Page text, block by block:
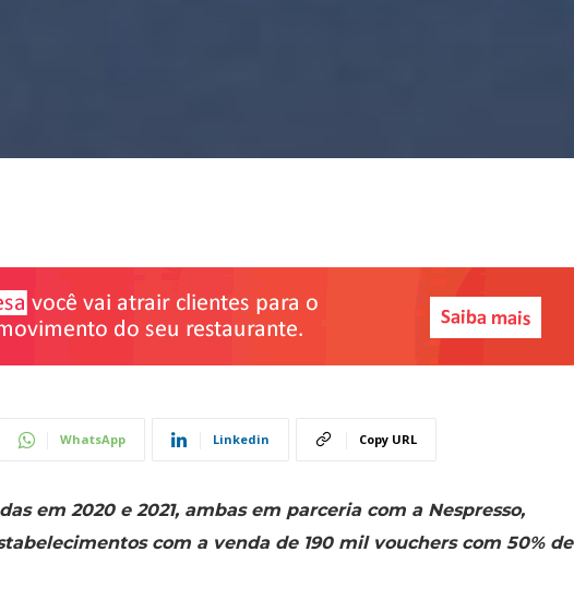
WhatsApp Linkedin Copy URL
em 2020 e 2021, ambas em parceria com a Nespresso,
com a venda de 190 mil vouchers com 50% de